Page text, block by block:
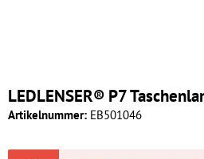
LEDLENSER® P7
Artikelnummer: EB501046